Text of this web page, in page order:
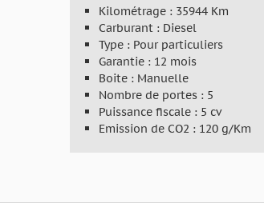
Kilométrage : 35944 Km
Carburant : Diesel
Type : Pour particuliers
Garantie : 12 mois
Boite : Manuelle
Nombre de portes : 5
Puissance fiscale : 5 cv
Emission de CO2 : 120 g/Km